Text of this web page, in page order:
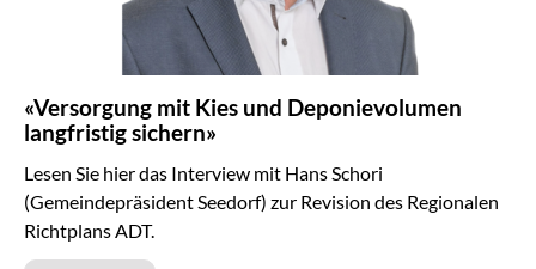
«Versorgung mit Kies und Deponievolumen
langfristig sichern»
Lesen Sie hier das Interview mit Hans Schori
(Gemeindepräsident Seedorf) zur Revision des Regionalen
Richtplans ADT.